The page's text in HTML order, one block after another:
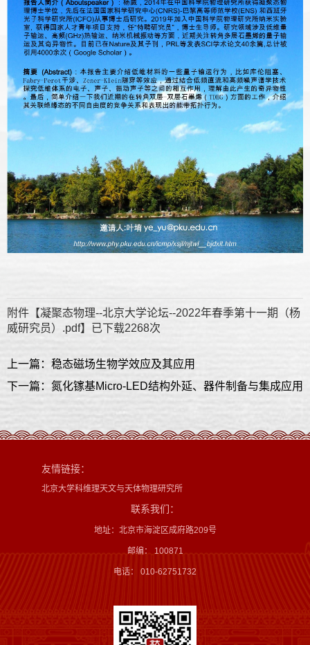
附件【凝聚态物理--北京大学论坛--2022年春季第十一期（杨
威研究员）.pdf】已下载2268次
上一篇：稳态磁场生物学效应及其应用
下一篇：氮化镓基Micro-LED结构外延、器件制备与集成应用
友情链接：
北京大学科维理天文与天体物理研究所
联系我们：
地址：北京市海淀区成府路209号
邮编： 100871
电话： 010-62751732